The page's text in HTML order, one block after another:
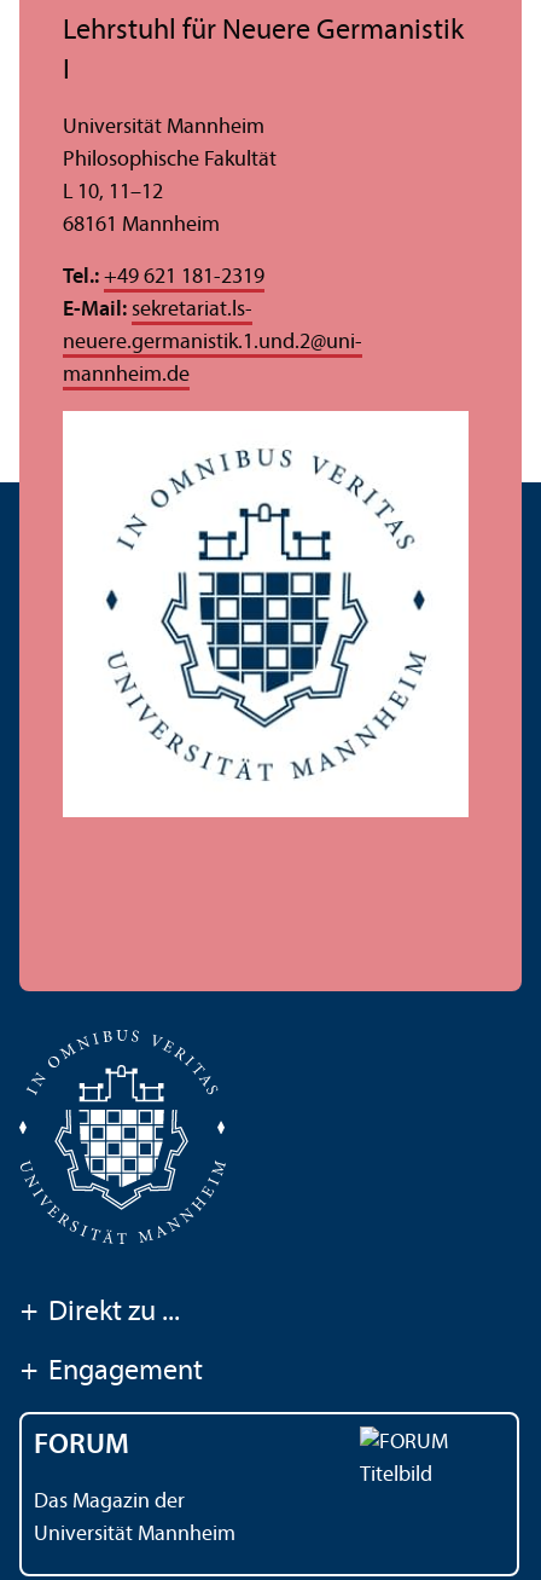
Lehr­stuhl für Neuere Germanistik
I
Universität Mannheim
Philosophische Fakultät
L 10, 11–12
68161 Mannheim
Tel.: +49 621 181-2319
E-Mail: sekretariat.ls-
neuere.germanistik.1.und.2@uni-
mannheim.de
+ Direkt zu ...
+ Engagement
FORUM
Das Magazin der
Universität Mannheim